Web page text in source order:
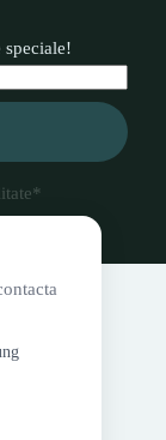
speciale!
*